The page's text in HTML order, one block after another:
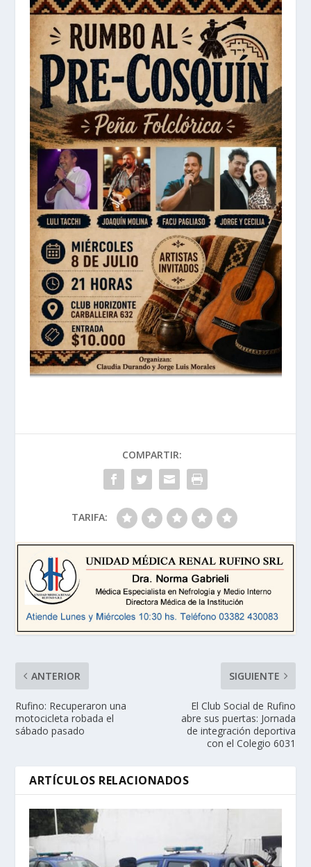
COMPARTIR:
TARIFA:
ANTERIOR
Rufino: Recuperaron una
motocicleta robada el
sábado pasado
SIGUIENTE
El Club Social de Rufino
abre sus puertas: Jornada
de integración deportiva
con el Colegio 6031
ARTÍCULOS RELACIONADOS